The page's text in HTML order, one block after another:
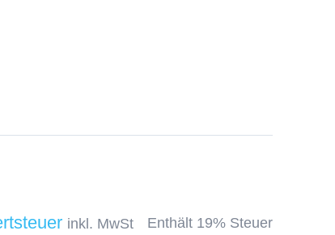
inkl. MwSt
Enthält 19% Steuer